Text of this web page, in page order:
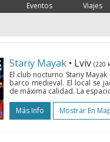
Eventos Viajes
Stariy Mayak • Lviv (220
El club nocturno Stariy
barco medieval. El local se
de máxima calidad. La
Más Info
Mostrar En